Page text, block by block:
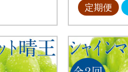
定期便